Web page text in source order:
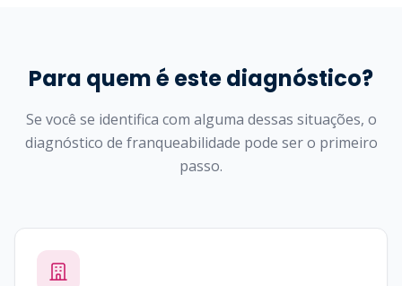
Para quem é este diagnóstico?
Se você se identifica com alguma dessas situações, o
diagnóstico de franqueabilidade pode ser o primeiro
passo.